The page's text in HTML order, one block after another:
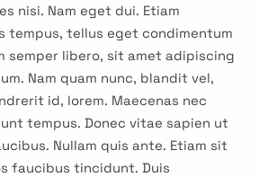
nisi. Nam eget dui. Etiam
tempus, tellus eget condimentum
semper libero, sit amet adipiscing
Nam quam nunc, blandit vel,
id, lorem. Maecenas nec
tempus. Donec vitae sapien ut
Nullam quis ante. Etiam sit
faucibus tincidunt. Duis